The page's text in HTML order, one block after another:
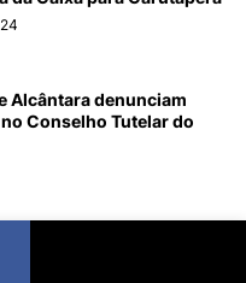
Alcântara denunciam
Conselho Tutelar do